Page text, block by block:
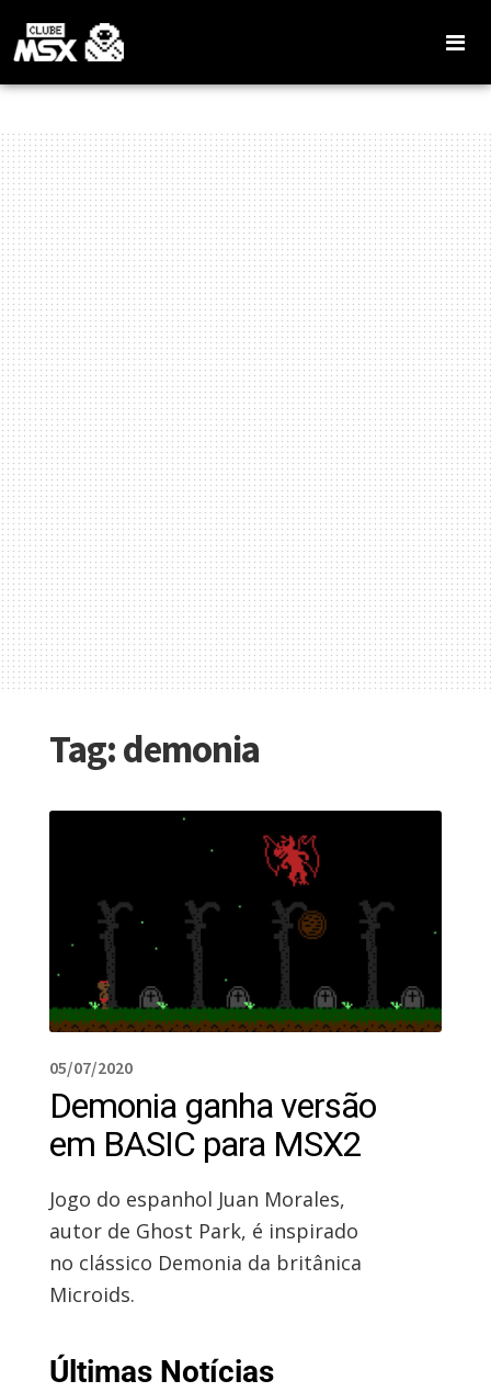
Tag:demonia
05/07/2020
Demonia ganha versão
em BASIC para MSX2
Jogo do espanhol Juan Morales,
autor de Ghost Park, é inspirado
no clássico Demonia da britânica
Microids.
Últimas Notícias